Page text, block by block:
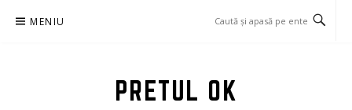
MENIU
PRETUL OK